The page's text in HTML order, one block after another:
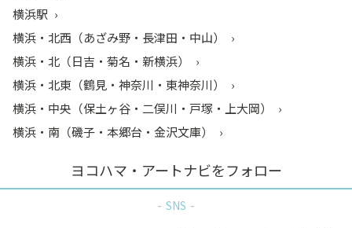
横浜駅
横浜・北西（あざみ野・長津田・中山）
横浜・北（日吉・菊名・新横浜）
横浜・北東（鶴見・神奈川・東神奈川）
横浜・中央（保土ヶ谷・二俣川・戸塚・上大岡）
横浜・南（磯子・本郷台・金沢文庫）
ヨコハマ・アートナビをフォロー
SNS